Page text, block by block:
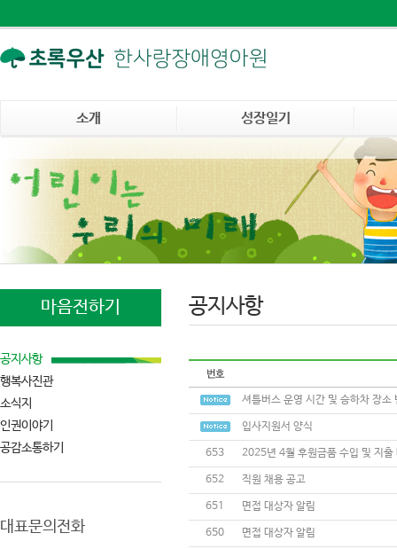
소개 성장일기
마음전하기
공지사항
행복사진관
소식지
인권이야기
공감소통하기
대표문의전화
공지사항
셔틀버스 운영 시간 및 승하차 장소
입사지원서 양식
653 2025년 4월 후원금품 수입 및 지출
652 직원 채용 공고
651 면접 대상자 알림
650 면접 대상자 알림